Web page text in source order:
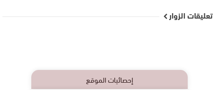
تعليقات الزوار
إحصائيات الموقع